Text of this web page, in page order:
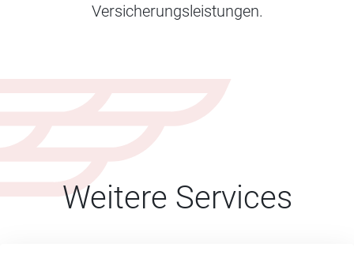
Versicherungsleistungen.
Weitere Services